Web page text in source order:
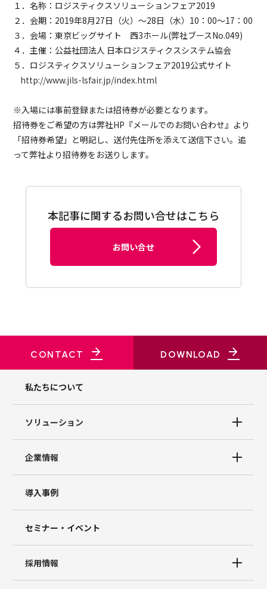
１．名称：ロジスティクスソリューションフェア2019
２．会期：2019年8月27日（火）～28日（水）10：00～17：00
３．会場：東京ビッグサイト 西3ホール(弊社ブースNo.049)
４．主催：公益社団法人 日本ロジスティクスシステム協会
５．ロジスティクスソリューションフェア2019公式サイト
http://www.jils-lsfair.jp/index.html
※入場には事前登録または招待券が必要となります。
招待券をご希望の方は弊社HP『メールでのお問い合わせ』より
「招待券希望」と明記し、送付先住所を添えて送信下さい。追
って弊社より招待券をお送りします。
本記事に関するお問い合せはこちら
お問い合せ
CONTACT DOWNLOAD
私たちについて
ソリューション
企業情報
導入事例
セミナー・イベント
採用情報